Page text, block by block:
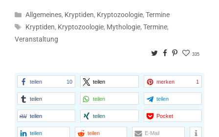
Kategorien
Allgemeines, Kryptiden, Kryptozoologie,Termine
Schlagwörter
Kryptiden, Kryptozoologie, Mythologie,Termine,
Veranstaltung
TwitterFacebook
Pinterest
335
teilen 10 teilen merken 1
teilen teilen teilen
teilen teilen Pocket
teilen teilen E-Mail